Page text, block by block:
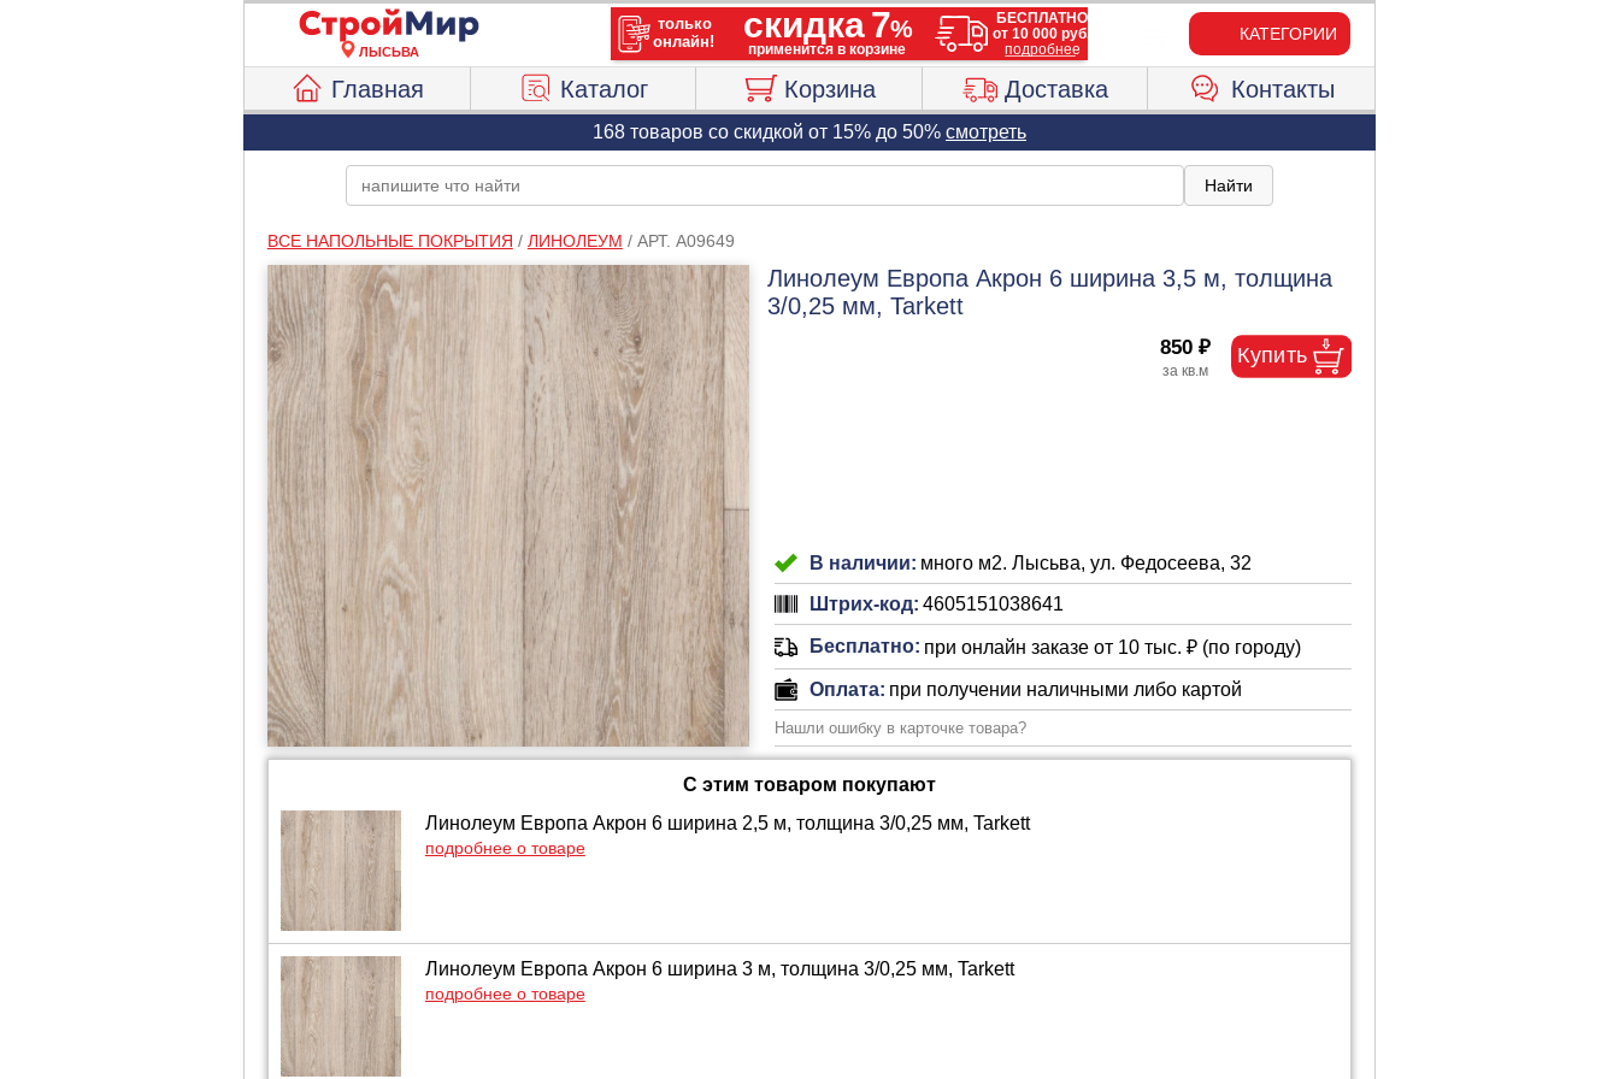
ЛЫСЬВА
КАТЕГОРИИ
Главная Каталог Корзина Доставка Контакты
168 товаров со скидкой от 15% до 50% смотреть
ВСЕ НАПОЛЬНЫЕ ПОКРЫТИЯ / ЛИНОЛЕУМ / АРТ. A09649
Линолеум Европа Акрон 6 ширина 3,5 м, толщина
3/0,25 мм, Tarkett
850 ₽
В наличии: много м2. Лысьва, ул. Федосеева, 32
Штрих-код: 4605151038641
Бесплатно: при онлайн заказе от 10 тыс. ₽ (по городу)
Оплата: при получении наличными либо картой
Нашли ошибку в карточке товара?
С этим товаром покупают
Линолеум Европа Акрон 6 ширина 2,5 м, толщина 3/0,25 мм, Tarkett
подробнее о товаре
Линолеум Европа Акрон 6 ширина 3 м, толщина 3/0,25 мм, Tarkett
подробнее о товаре